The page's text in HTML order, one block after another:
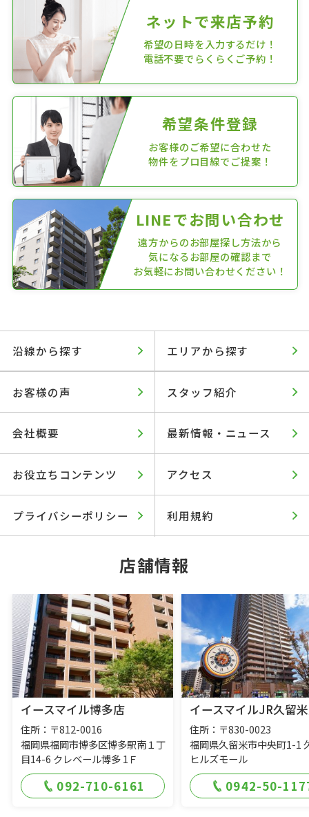
ネットで来店予約
希望の日時を入力するだけ！
電話不要でらくらくご予約！
希望条件登録
お客様のご希望に合わせた
物件をプロ目線でご提案！
LINEでお問い合わせ
遠方からのお部屋探し方法から
気になるお部屋の確認まで
お気軽にお問い合わせください！
沿線から探す エリアから探す
お客様の声 スタッフ紹介
会社概要 最新情報・ニュース
お役立ちコンテンツ アクセス
プライバシーポリシー 利用規約
店舗情報
イースマイル博多店
住所：〒812-0016
福岡県福岡市博多区博多駅南１丁
目14-6 クレベール博多 1Ｆ
092-710-6161
イースマイルJR久留
住所：〒830-0023
福岡県久留米市中央町1-1
ヒルズモール
0942-50-